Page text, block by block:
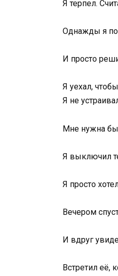
Я терпел.
Однажды я
И просто
Я уехал,
Я не
Мне нужна
Я выключил
Я просто
Вечером
И вдруг
Встретил её,